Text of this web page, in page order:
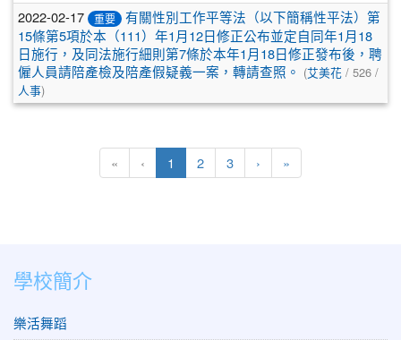
2022-02-17 重要
有關性別工作平等法（以下簡稱性平法）第
15條第5項於本（111）年1月12日修正公布並定自同年1月18
日施行，及同法施行細則第7條於本年1月18日修正發布後，聘
僱人員請陪產檢及陪產假疑義一案，轉請查照。 (艾美花 / 526 /
人事)
« ‹ 1 (目前頁次)
2 3 › 下一頁
»
學校簡介
樂活舞蹈